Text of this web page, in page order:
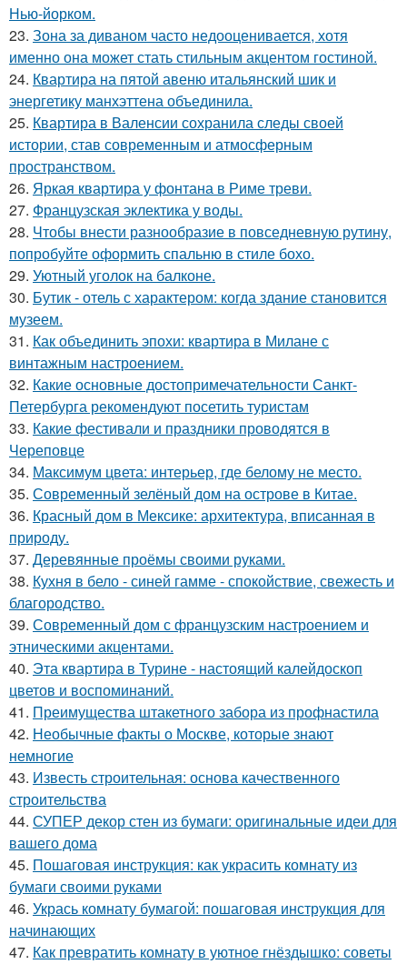
Нью-йорком.
23. Зона за диваном часто недооценивается, хотя
именно она может стать стильным акцентом гостиной.
24. Квартира на пятой авеню итальянский шик и
энергетику манхэттена объединила.
25. Квартира в Валенсии сохранила следы своей
истории, став современным и атмосферным
пространством.
26. Яркая квартира у фонтана в Риме треви.
27. Французская эклектика у воды.
28. Чтобы внести разнообразие в повседневную рутину,
попробуйте оформить спальню в стиле бохо.
29. Уютный уголок на балконе.
30. Бутик - отель с характером: когда здание становится
музеем.
31. Как объединить эпохи: квартира в Милане с
винтажным настроением.
32. Какие основные достопримечательности Санкт-
Петербурга рекомендуют посетить туристам
33. Какие фестивали и праздники проводятся в
Череповце
34. Максимум цвета: интерьер, где белому не место.
35. Современный зелёный дом на острове в Китае.
36. Красный дом в Мексике: архитектура, вписанная в
природу.
37. Деревянные проёмы своими руками.
38. Кухня в бело - синей гамме - спокойствие, свежесть и
благородство.
39. Современный дом с французским настроением и
этническими акцентами.
40. Эта квартира в Турине - настоящий калейдоскоп
цветов и воспоминаний.
41. Преимущества штакетного забора из профнастила
42. Необычные факты о Москве, которые знают
немногие
43. Известь строительная: основа качественного
строительства
44. СУПЕР декор стен из бумаги: оригинальные идеи для
вашего дома
45. Пошаговая инструкция: как украсить комнату из
бумаги своими руками
46. Укрась комнату бумагой: пошаговая инструкция для
начинающих
47. Как превратить комнату в уютное гнёздышко: советы